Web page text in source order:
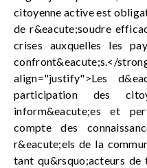
citoyenne active est
de r&eacute;soudre
crises auxquelles les
confront&eacute;s.</
align="justify">Les
participation des
inform&eacute;es et
compte des
r&eacute;els de la
tant qu&rsquo;acteurs de